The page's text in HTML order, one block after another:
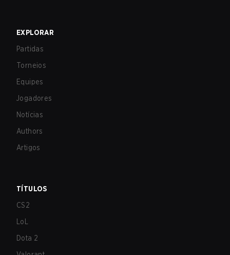
EXPLORAR
Partidas
Torneios
Equipes
Jogadores
Notícias
Authors
Artigos
TÍTULOS
CS2
LoL
Dota 2